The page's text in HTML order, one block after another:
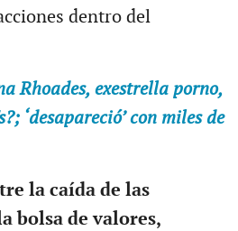
dentro del
Rhoades, exestrella porno,
‘desapareció’ con miles de
la caída de las
bolsa de valores,